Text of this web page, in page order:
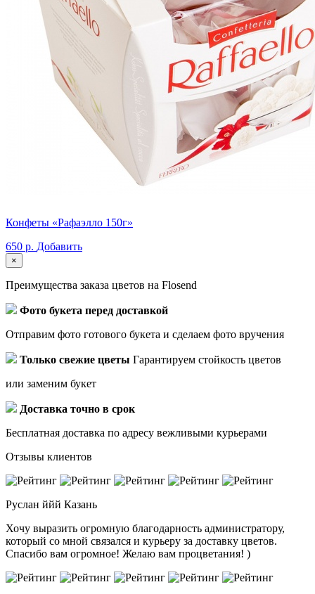
Конфеты «Рафаэлло 150г»
650 р. Добавить
×
Преимущества заказа цветов на Flosend
Фото букета перед доставкой
Отправим фото готового букета и сделаем фото вручения
Только свежие цветы Гарантируем стойкость цветов
или заменим букет
Доставка точно в срок
Бесплатная доставка по адресу вежливыми курьерами
Отзывы клиентов
Руслан ййй Казань
Хочу выразить огромную благодарность администратору,
который со мной связался и курьеру за доставку цветов.
Спасибо вам огромное! Желаю вам процветания! )